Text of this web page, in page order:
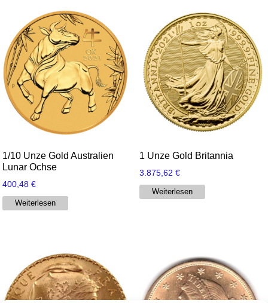
1/10 Unze Gold Australien
Lunar Ochse
400,48€
Weiterlesen
1 Unze Gold Britannia
3.875,62 €
Weiterlesen